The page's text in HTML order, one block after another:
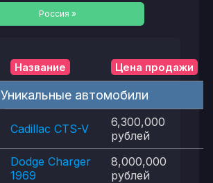
Россия »
Название Цена продажи
Уникальные автомобили
Cadillac CTS-V
6,300,000
рублей
Dodge Charger
1969
8,000,000
рублей